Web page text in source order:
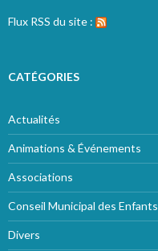
Flux RSS du site :
CATÉGORIES
Actualités
Animations & Événements
Associations
Conseil Municipal des Enfants
Divers